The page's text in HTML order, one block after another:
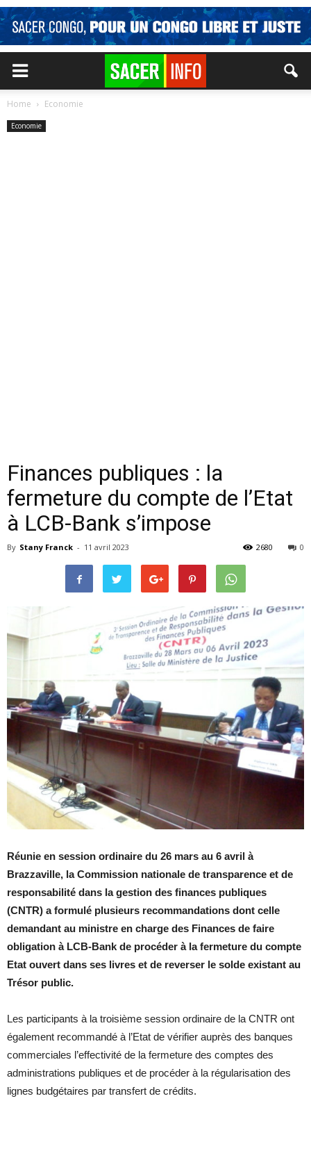
Home Economie
Economie
Finances publiques : la
fermeture du compte de l’Etat
à LCB-Bank s’impose
By Stany Franck - 11 avril 2023 0
2680
Réunie en session ordinaire du 26 mars au 6 avril à
Brazzaville, la Commission nationale de transparence et de
responsabilité dans la gestion des finances publiques
(CNTR) a formulé plusieurs recommandations dont celle
demandant au ministre en charge des Finances de faire
obligation à LCB-Bank de procéder à la fermeture du compte
Etat ouvert dans ses livres et de reverser le solde existant au
Trésor public.
Les participants à la troisième session ordinaire de la CNTR ont
également recommandé à l’Etat de vérifier auprès des banques
commerciales l’effectivité de la fermeture des comptes des
administrations publiques et de procéder à la régularisation des
lignes budgétaires par transfert de crédits.